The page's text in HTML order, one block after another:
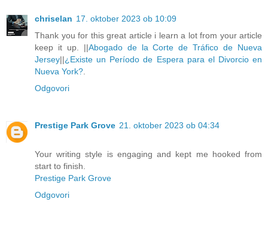
chriselan 17. oktober 2023 ob 10:09
Thank you for this great article i learn a lot from your article
keep it up. ||Abogado de la Corte de Tráfico de Nueva
Jersey||¿Existe un Período de Espera para el Divorcio en
Nueva York?
Odgovori
Prestige Park Grove 21. oktober 2023 ob 04:34
Your writing style is engaging and kept me hooked from
start to finish.
Prestige Park Grove
Odgovori